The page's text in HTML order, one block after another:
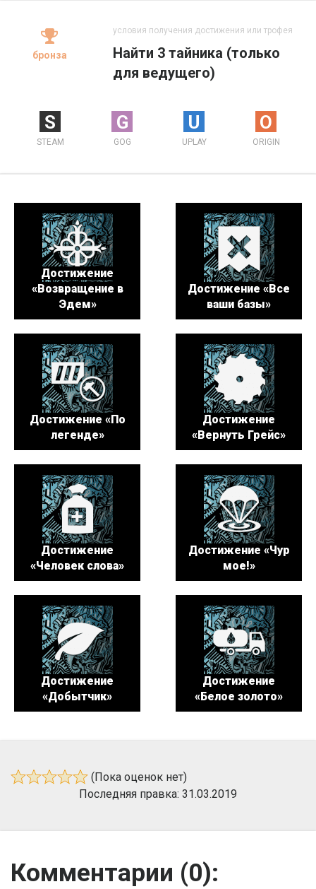
бронза
условия получения достижения или трофея
Найти 3 тайника (только
для ведущего)
S
STEAM
G
GOG
U
UPLAY
O
ORIGIN
Достижение
«Возвращение в
Эдем»
Достижение «Все
ваши базы»
Достижение «По
легенде»
Достижение
«Вернуть Грейс»
Достижение
«Человек слова»
Достижение «Чур
мое!»
Достижение
«Добытчик»
Достижение
«Белое золото»
(Пока оценок нет)
Последняя правка: 31.03.2019
Комментарии (0):